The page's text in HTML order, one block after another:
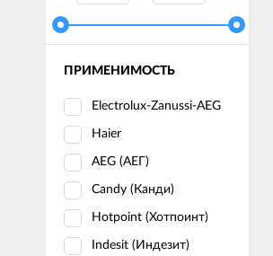
ПРИМЕНИМОСТЬ
Electrolux-Zanussi-AEG
Haier
AEG (АЕГ)
Candy (Канди)
Hotpoint (Хотпоинт)
Indesit (Индезит)